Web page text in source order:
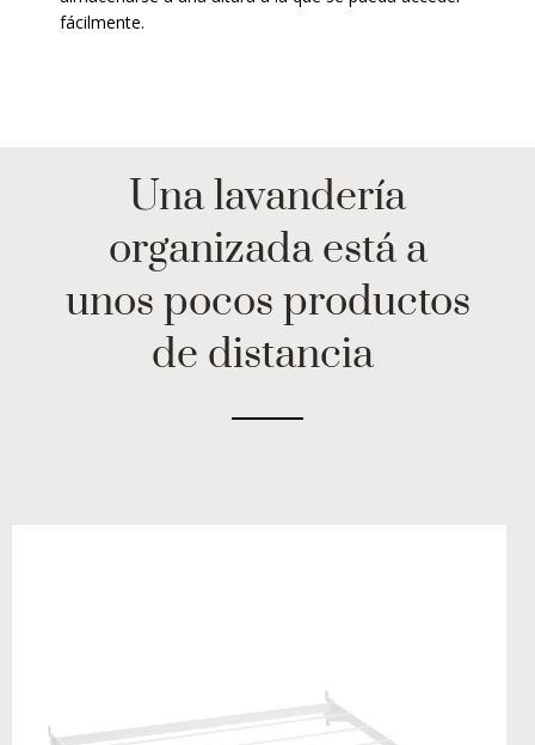
fácilmente.
Una lavandería
organizada está a
unos pocos productos
de distancia